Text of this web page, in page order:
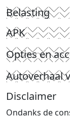
Belasting
APK
Opties en
Autoverhaal
Disclaimer
Ondanks de